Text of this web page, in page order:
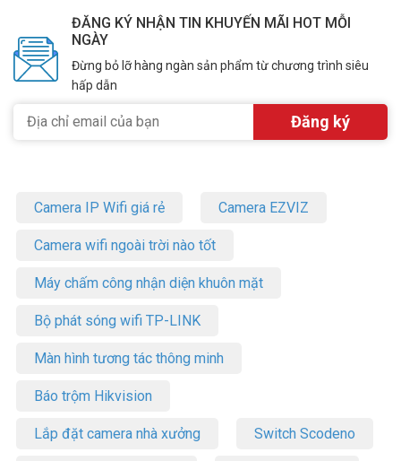
ĐĂNG KÝ NHẬN TIN KHUYẾN MÃI HOT MỖI
NGÀY
Đừng bỏ lỡ hàng ngàn sản phẩm từ chương trình siêu
hấp dẫn
Camera IP Wifi giá rẻ Camera EZVIZ
Camera wifi ngoài trời nào tốt
Máy chấm công nhận diện khuôn mặt
Bộ phát sóng wifi TP-LINK
Màn hình tương tác thông minh
Báo trộm Hikvision
Lắp đặt camera nhà xưởng Switch Scodeno